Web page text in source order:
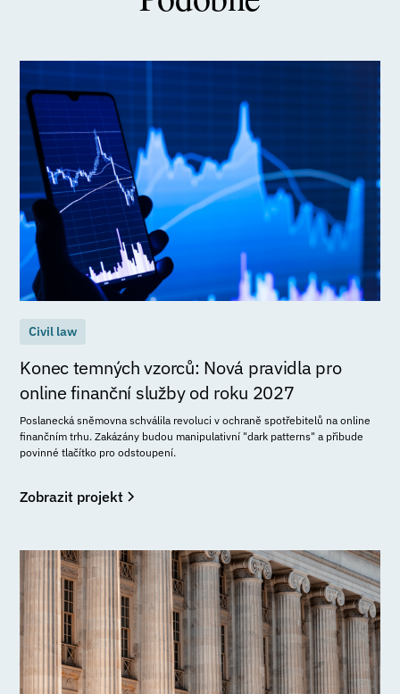
Civil law
Konec temných vzorců: Nová pravidla pro
online finanční služby od roku 2027
Poslanecká sněmovna schválila revoluci v ochraně spotřebitelů na online
finančním trhu. Zakázány budou manipulativní "dark patterns" a přibude
povinné tlačítko pro odstoupení.
Zobrazit projekt